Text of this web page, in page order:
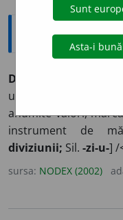
Explicative
DIVIZI
urma unei împărțiri.
anumite valori,
instrument de
diviziunii; Sil. -zi-u-] /
sursa: NODEX (2002)